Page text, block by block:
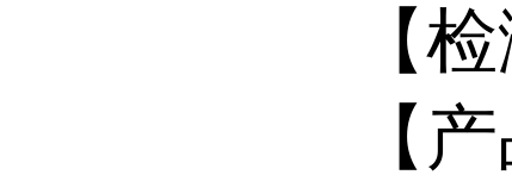
【
【